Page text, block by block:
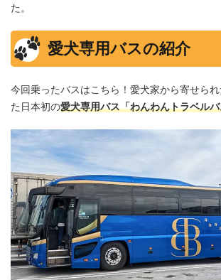
た。
愛犬専用バスの紹介
今回乗ったバスはこちら！愛犬家から寄せら
た日本初の愛犬専用バス「わんわんトラベル